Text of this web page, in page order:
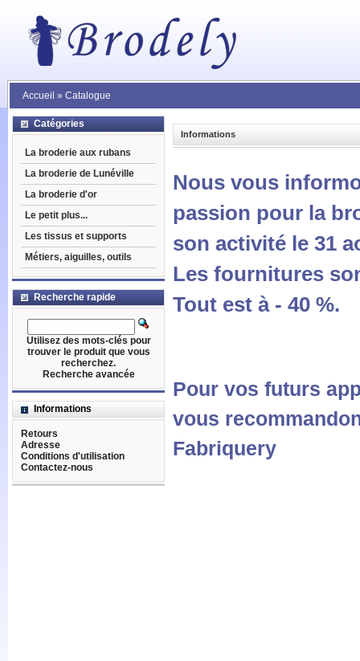
Accueil » Catalogue
Informations
Nous vous
passion pour la
son activité le 31
Les fournitures
Tout est à - 40 %.
Pour vos futurs
vous
Fabriquery
Catégories
La broderie aux rubans
La broderie de Lunéville
La broderie d'or
Le petit plus...
Les tissus et supports
Métiers, aiguilles, outils
Recherche rapide
Utilisez des mots-clés pour
trouver le produit que vous
recherchez.
Recherche avancée
Informations
Retours
Adresse
Conditions d'utilisation
Contactez-nous